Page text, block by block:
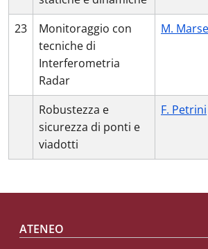
23
Monitoraggio con
tecniche di
Interferometria
Radar
M.
Robustezza e
sicurezza di ponti e
viadotti
F. Petrini
Footer menu
ATENEO